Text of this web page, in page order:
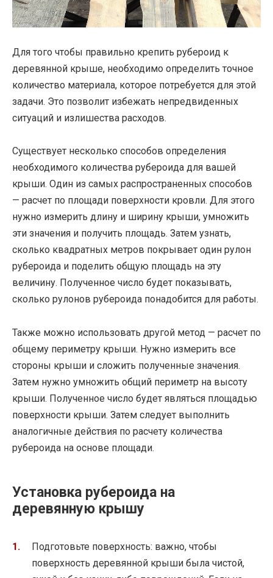
Для того чтобы правильно крепить рубероид к
деревянной крыше, необходимо определить точное
количество материала, которое потребуется для этой
задачи. Это позволит избежать непредвиденных
ситуаций и излишества расходов.
Существует несколько способов определения
необходимого количества рубероида для вашей
крыши. Один из самых распространенных способов
— расчет по площади поверхности кровли. Для этого
нужно измерить длину и ширину крыши, умножить
эти значения и получить площадь. Затем узнать,
сколько квадратных метров покрывает один рулон
рубероида и поделить общую площадь на эту
величину. Полученное число будет показывать,
сколько рулонов рубероида понадобится для работы.
Также можно использовать другой метод — расчет по
общему периметру крыши. Нужно измерить все
стороны крыши и сложить полученные значения.
Затем нужно умножить общий периметр на высоту
крыши. Полученное число будет являться площадью
поверхности крыши. Затем следует выполнить
аналогичные действия по расчету количества
рубероида на основе площади.
Установка рубероида на
деревянную крышу
Подготовьте поверхность: важно, чтобы
поверхность деревянной крыши была чистой,